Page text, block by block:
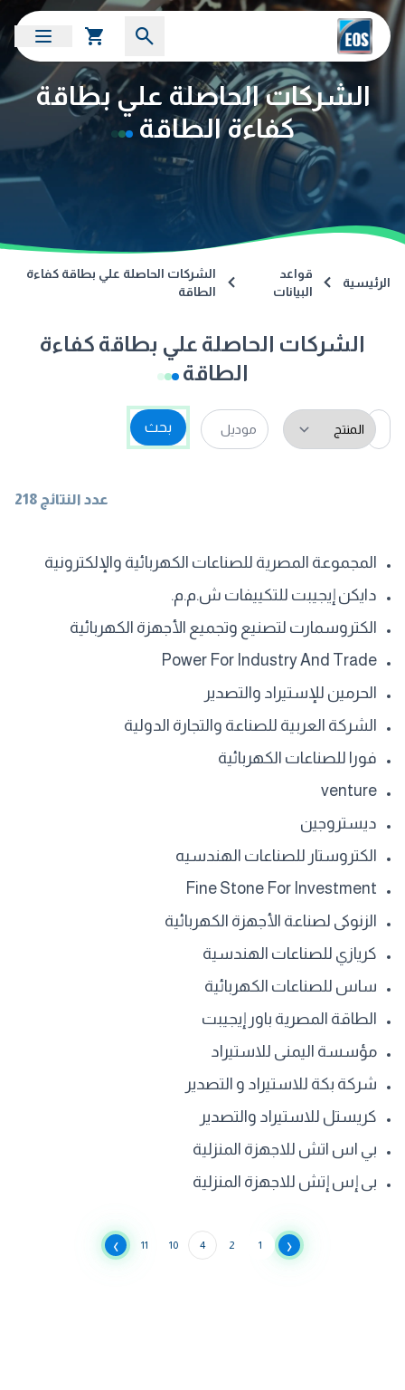
الشركات الحاصلة علي بطاقة
كفاءة الطاقة
الرئيسية
قواعد
البيانات
الشركات الحاصلة علي بطاقة كفاءة
الطاقة
الشركات الحاصلة علي بطاقة كفاءة
الطاقة
بحث
عدد النتائج 218
المجموعة المصرية للصناعات الكهربائية والإلكترونية
دايكن إيجيبت للتكييفات ش.م.م.
الكتروسمارت لتصنيع وتجميع الأجهزة الكهربائية
Power For Industry And Trade
الحرمين للإستيراد والتصدير
الشركة العربية للصناعة والتجارة الدولية
فورا للصناعات الكهربائية
venture
ديستروجين
الكتروستار للصناعات الهندسيه
Fine Stone For Investment
الزنوكى لصناعة الأجهزة الكهربائية
كريازي للصناعات الهندسية
ساس للصناعات الكهربائية
الطاقة المصرية باور إيجيبت
مؤسسة اليمنى للاستيراد
شركة بكة للاستيراد و التصدير
كريستل للاستيراد والتصدير
بي اس اتش للاجهزة المنزلية
بى إس إتش للاجهزة المنزلية
‹
1
2
4
10
11
›